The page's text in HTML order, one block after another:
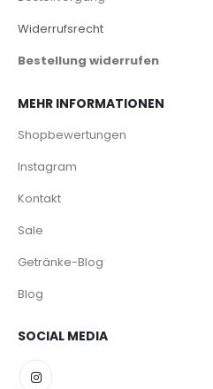
Widerrufsrecht
Bestellung widerrufen
MEHR INFORMATIONEN
Shopbewertungen
Instagram
Kontakt
Sale
Getränke-Blog
Blog
SOCIAL MEDIA